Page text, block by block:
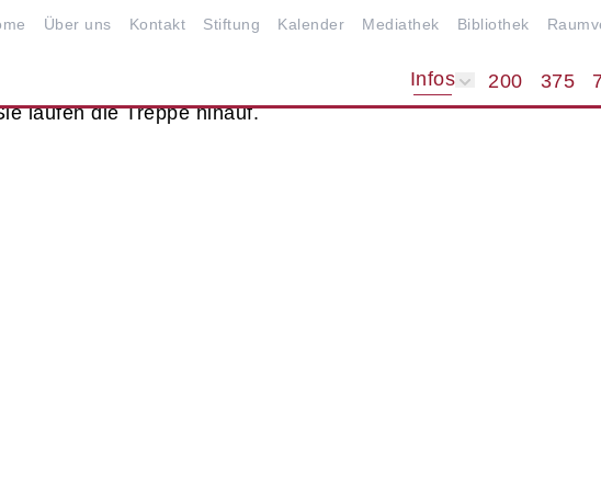
Über uns Kontakt Stiftung Kalender Mediathek Bibliothek
Infos 200 375